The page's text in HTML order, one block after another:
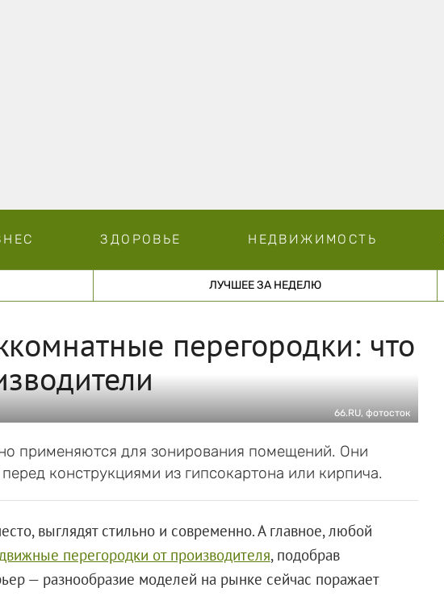
ЗДОРОВЬЕ НЕДВИЖИМОСТЬ
ЛУЧШЕЕ ЗА НЕДЕЛЮ
перегородки: что
66.RU, фотосток
применяются для зонирования помещений. Они
конструкциями из гипсокартона или кирпича.
выглядят стильно и современно. А главное, любой
перегородки от производителя, подобрав
— разнообразие моделей на рынке сейчас поражает